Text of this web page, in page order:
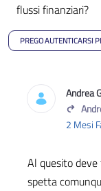
flussi finanziari?
PREGO AUTENTICARSI
Andrea
2 Mesi
Al quesito
spetta